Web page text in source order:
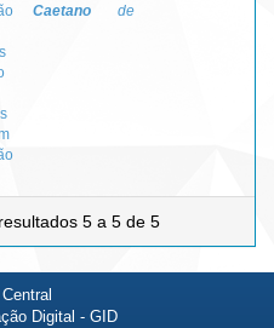
Caetano
de
5 a 5 de 5
Digital - GID